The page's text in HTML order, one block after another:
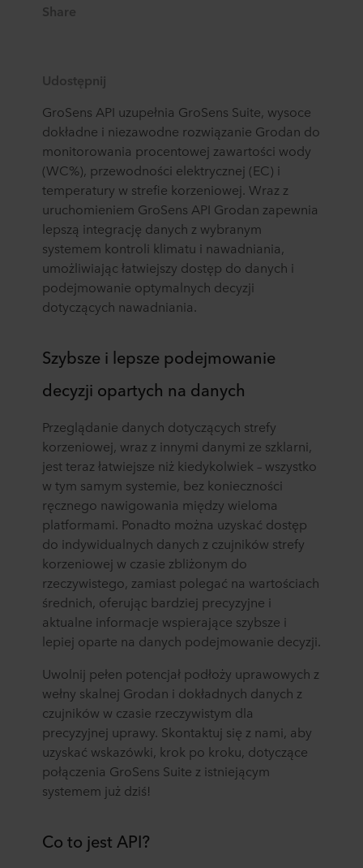
Share
Udostępnij
GroSens API uzupełnia GroSens Suite, wysoce
dokładne i niezawodne rozwiązanie Grodan do
monitorowania procentowej zawartości wody
(WC%), przewodności elektrycznej (EC) i
temperatury w strefie korzeniowej. Wraz z
uruchomieniem GroSens API Grodan zapewnia
lepszą integrację danych z wybranym
systemem kontroli klimatu i nawadniania,
umożliwiając łatwiejszy dostęp do danych i
podejmowanie optymalnych decyzji
dotyczących nawadniania.
Szybsze i lepsze podejmowanie
decyzji opartych na danych
Przeglądanie danych dotyczących strefy
korzeniowej, wraz z innymi danymi ze szklarni,
jest teraz łatwiejsze niż kiedykolwiek – wszystko
w tym samym systemie, bez konieczności
ręcznego nawigowania między wieloma
platformami. Ponadto można uzyskać dostęp
do indywidualnych danych z czujników strefy
korzeniowej w czasie zbliżonym do
rzeczywistego, zamiast polegać na wartościach
średnich, oferując bardziej precyzyjne i
aktualne informacje wspierające szybsze i
lepiej oparte na danych podejmowanie decyzji.
Uwolnij pełen potencjał podłoży uprawowych z
wełny skalnej Grodan i dokładnych danych z
czujników w czasie rzeczywistym dla
precyzyjnej uprawy. Skontaktuj się z nami, aby
uzyskać wskazówki, krok po kroku, dotyczące
połączenia GroSens Suite z istniejącym
systemem już dziś!
Co to jest API?